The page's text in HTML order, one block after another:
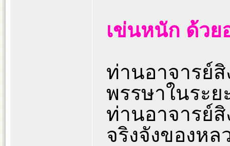
เข่นหนัก ด้วย
ท่านอาจารย์
พรรษาในระ
ท่านอาจารย์
จริงจังของห